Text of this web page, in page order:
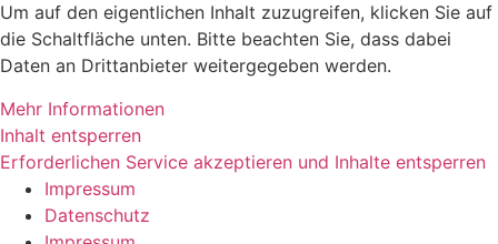
Um auf den eigentlichen Inhalt zuzugreifen, klicken Sie auf
die Schaltfläche unten. Bitte beachten Sie, dass dabei
Daten an Drittanbieter weitergegeben werden.
Mehr Informationen
Inhalt entsperren
Erforderlichen Service akzeptieren und Inhalte entsperren
Impressum
Datenschutz